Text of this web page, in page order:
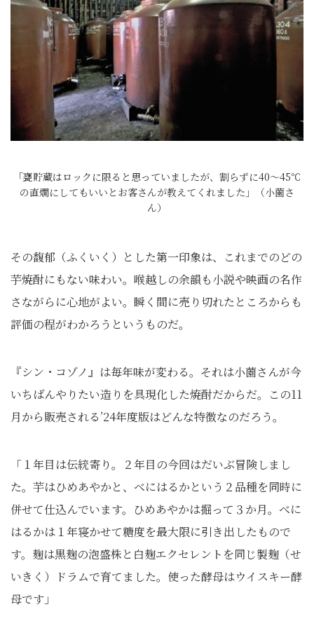
「甕貯蔵はロックに限ると思っていましたが、割らずに40〜45℃
の直燗にしてもいいとお客さんが教えてくれました」（小薗さ
ん）
その馥郁（ふくいく）とした第一印象は、これまでのどの
芋焼酎にもない味わい。喉越しの余韻も小説や映画の名作
さながらに心地がよい。瞬く間に売り切れたところからも
評価の程がわかろうというものだ。
『シン・コゾノ』は毎年味が変わる。それは小薗さんが今
いちばんやりたい造りを具現化した焼酎だからだ。この11
月から販売される’24年度版はどんな特徴なのだろう。
「１年目は伝統寄り。２年目の今回はだいぶ冒険しまし
た。芋はひめあやかと、べにはるかという２品種を同時に
併せて仕込んでいます。ひめあやかは掘って３か月。べに
はるかは１年寝かせて糖度を最大限に引き出したもので
す。麹は黒麹の泡盛株と白麹エクセレントを同じ製麹（せ
いきく）ドラムで育てました。使った酵母はウイスキー酵
母です」